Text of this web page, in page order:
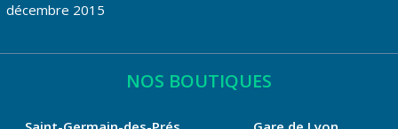
décembre 2015
NOS BOUTIQUES